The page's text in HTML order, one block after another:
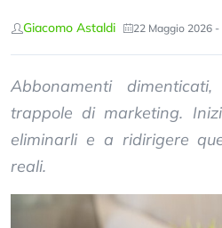
Giacomo Astaldi 22 Maggio 2026 -
Abbonamenti
trappole di marketing.
eliminarli e a ridirigere
reali.